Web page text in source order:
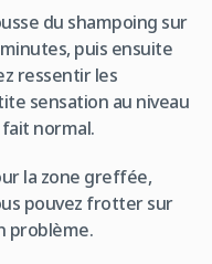
du shampoing sur
puis ensuite
ressentir les
sensation au niveau
normal.
la zone greffée,
pouvez frotter sur
problème.